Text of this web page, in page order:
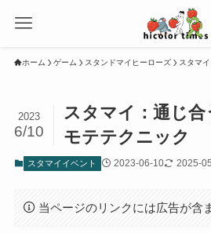
ホーム ゲーム スタンドマイヒーローズ スタマ
スタマイ：通じ合
モテテクニック
2023
6/10
スタマイイベント 2023-06-10 2025-
当ページのリンクには広告が含